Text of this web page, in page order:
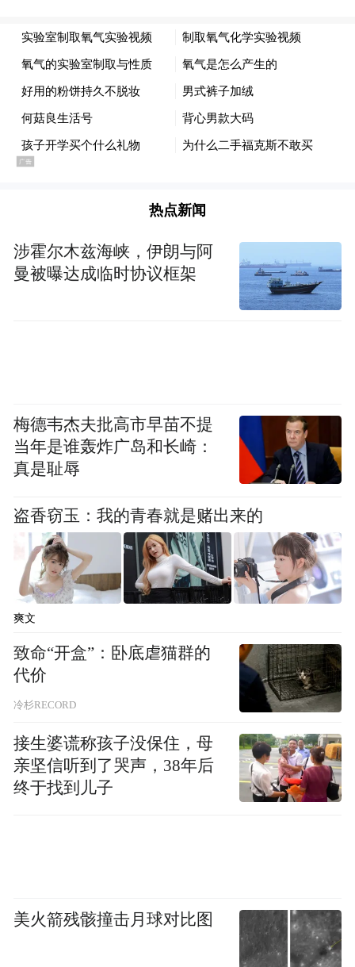
有大行担当。下一步，中国银行山东省分行
将持续发挥外汇业务专业优势，持续优化各
项外汇便利化产品和服务，以更高站位、更
实举措、更强担当，全力推动跨境贸易高水
平开放试点工作扩容提质，为山东高水平对
外开放贡献中行力量。
“特别声明：以上作品内容(包括在内的视频、图片或音
布，本平台仅提供信息存储空间服务。
Notice: The content above (including the videos,
pictures and audios if any) is uploaded and posted
by the user of Dafeng Hao, which is a social media
热点新闻
涉霍尔木兹海峡，伊朗与阿
曼被曝达成临时协议框架
梅德韦杰夫批高市早苗不提
当年是谁轰炸广岛和长崎：
真是耻辱
盗香窃玉：我的青春就是赌出来的
爽文
致命“开盒”：卧底虐猫群的
代价
冷杉RECORD
接生婆谎称孩子没保住，母
亲坚信听到了哭声，38年后
终于找到儿子
美火箭残骸撞击月球对比图